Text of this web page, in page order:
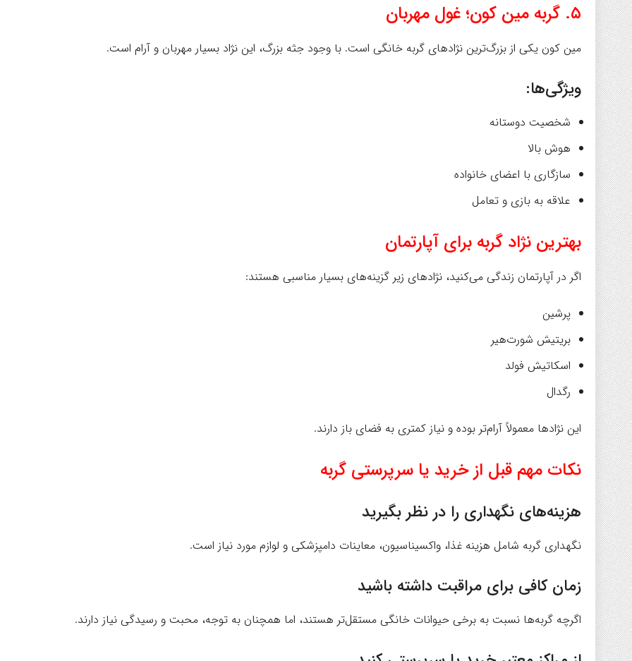
۵. گربه مین کون؛ غول مهربان
مین کون یکی از بزرگ‌ترین نژادهای گربه خانگی است. با وجود جثه بزرگ، این نژاد بسیار مهربان و آرام است.
ویژگی‌ها:
شخصیت دوستانه
هوش بالا
سازگاری با اعضای خانواده
علاقه به بازی و تعامل
بهترین نژاد گربه برای آپارتمان
اگر در آپارتمان زندگی می‌کنید، نژادهای زیر گزینه‌های بسیار مناسبی هستند:
پرشین
بریتیش شورت‌هیر
اسکاتیش فولد
رگدال
این نژادها معمولاً آرام‌تر بوده و نیاز کمتری به فضای باز دارند.
نکات مهم قبل از خرید یا سرپرستی گربه
هزینه‌های نگهداری را در نظر بگیرید
نگهداری گربه شامل هزینه غذا، واکسیناسیون، معاینات دامپزشکی و لوازم مورد نیاز است.
زمان کافی برای مراقبت داشته باشید
اگرچه گربه‌ها نسبت به برخی حیوانات خانگی مستقل‌تر هستند، اما همچنان به توجه، محبت و رسیدگی نیاز دارند.